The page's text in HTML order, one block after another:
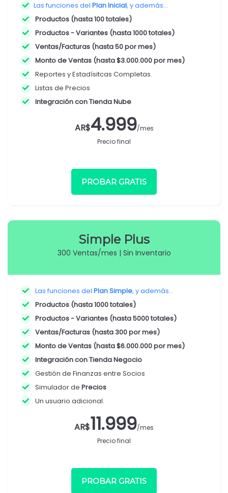
Las funciones del Plan Inicial, y además...
Productos (hasta 100 totales)
Productos - Variantes (hasta 1000 totales)
Ventas/Facturas (hasta 50 por mes)
Monto de Ventas (hasta $3.000.000 por mes)
Reportes y Estadísitcas Completas.
Listas de Precios
Integración con Tienda Nube
AR$4.999/mes
Precio final
PROBAR GRATIS
Simple Plus
300 Ventas/mes | Sin Inventario
Las funciones del Plan Simple, y además...
Productos (hasta 1000 totales)
Productos - Variantes (hasta 5000 totales)
Ventas/Facturas (hasta 300 por mes)
Monto de Ventas (hasta $6.000.000 por mes)
Integración con Tienda Negocio
Gestión de Finanzas entre Socios
Simulador de Precios
Un usuario adicional.
AR$11.999/mes
Precio final
PROBAR GRATIS